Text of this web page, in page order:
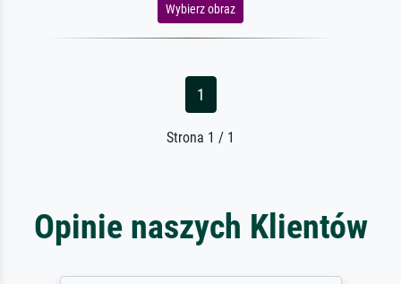
Wybierz obraz
1
Strona 1 / 1
Opinie naszych Klientów